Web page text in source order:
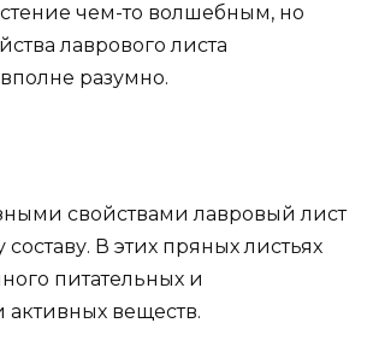
чем-то волшебным, но
лаврового листа
разумно.
свойствами лавровый лист
составу. В этих пряных листьях
питательных и
активных веществ.